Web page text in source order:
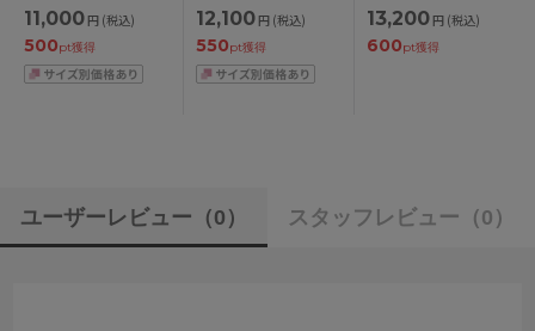
ブラ ブラジャー単品
BCDEFGHIカップ ア
ンダー
65/70/75/80/85cm
11,000 円 (税込)
500pt獲得
ラジャー単品 CDEFカ
ップ アンダー
65/70/75cm
12,100 円 (税込)
550pt獲得
13,200 円 (税込)
600pt獲得
ユーザーレビュー （0） スタッフレビュー （0）